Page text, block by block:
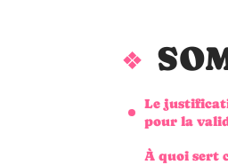
Le
pour la
À quoi sert